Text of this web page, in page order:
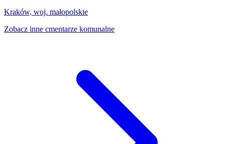
Kraków, woj. małopolskie
Zobacz inne cmentarze komunalne